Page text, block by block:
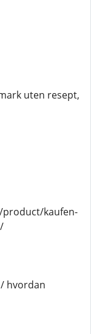
uten resept,
kaufen-
hvordan